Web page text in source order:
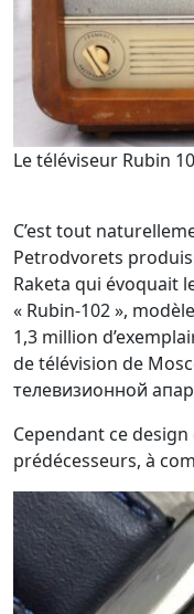
Le téléviseur Rubin
C’est tout
Petrodvorets
Raketa qui évoquait
« Rubin-102 »,
1,3 million
de télévision de
телевизионной
Cependant ce design
prédécesseurs, à